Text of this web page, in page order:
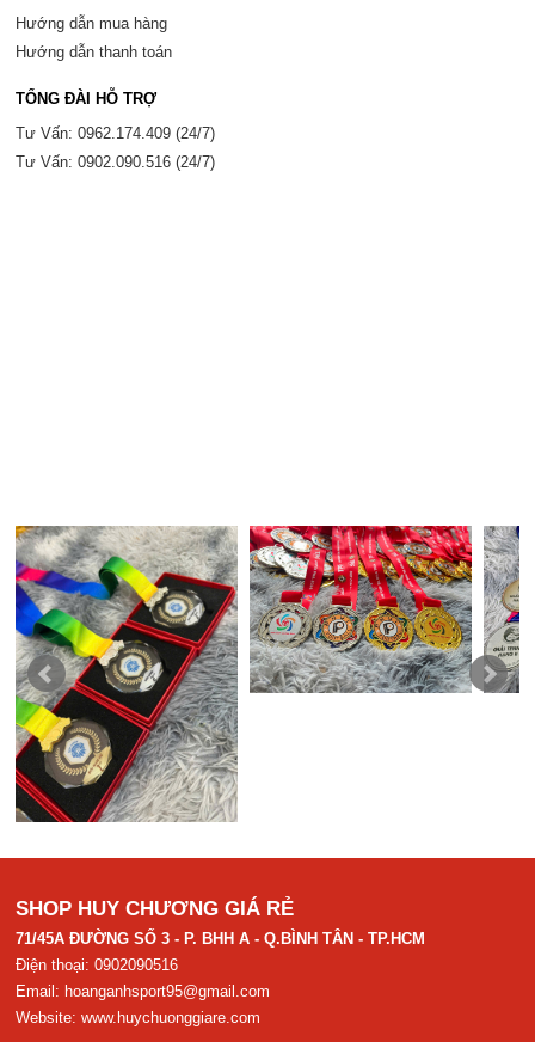
Hướng dẫn mua hàng
Hướng dẫn thanh toán
TỔNG ĐÀI HỖ TRỢ
Tư Vấn: 0962.174.409 (24/7)
Tư Vấn: 0902.090.516 (24/7)
SHOP HUY CHƯƠNG GIÁ RẺ
71/45A ĐƯỜNG SỐ 3 - P. BHH A - Q.BÌNH TÂN - TP.HCM
Điện thoại: 0902090516
Email: hoanganhsport95@gmail.com
Website:www.huychuonggiare.com